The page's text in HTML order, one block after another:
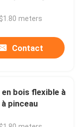
meters
Contact
bois flexible à
pinceau